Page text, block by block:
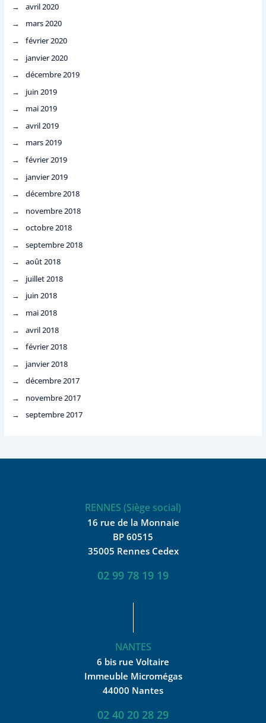
avril 2020
mars 2020
février 2020
janvier 2020
décembre 2019
juin 2019
mai 2019
avril 2019
mars 2019
février 2019
janvier 2019
décembre 2018
novembre 2018
octobre 2018
septembre 2018
août 2018
juillet 2018
juin 2018
mai 2018
avril 2018
février 2018
janvier 2018
décembre 2017
novembre 2017
septembre 2017
RENNES (Siège social)
16 rue de la Monnaie
BP 60515
35005 Rennes Cedex
02 99 78 19 19
NANTES
6 bis rue Voltaire
Immeuble Micromégas
44000 Nantes
02 40 20 28 29